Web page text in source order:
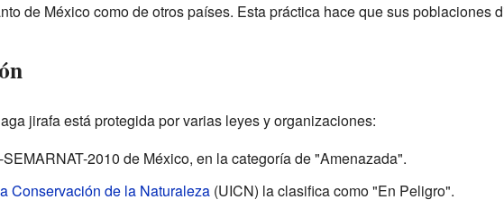
de México como de otros países. Esta práctica hace que sus poblaciones
jirafa está protegida por varias leyes y organizaciones:
2010 de México, en la categoría de "Amenazada".
Conservación de la Naturaleza(UICN) la clasifica como "En Peligro".